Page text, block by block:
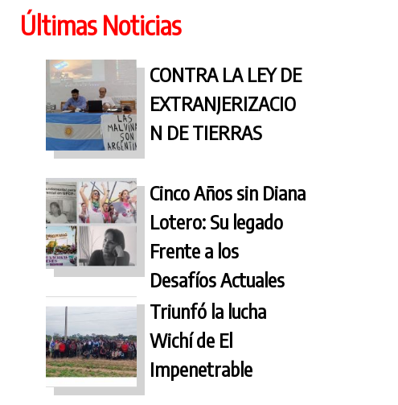
Últimas Noticias
CONTRA LA LEY DE
EXTRANJERIZACIO
N DE TIERRAS
Cinco Años sin Diana
Lotero: Su legado
Frente a los
Desafíos Actuales
Triunfó la lucha
Wichí de El
Impenetrable